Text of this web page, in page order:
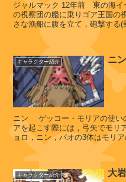
ロ
ス
タ
ン
ク
・
パ
ン
ジャルマック 12年前 東の海イーストブルーを回っている世界政府
の視察団の艦に乗りゴア王国の視察に訪れる
さな漁船に腹を立て，砲撃する(
キャラクター紹介 ニン
ニン ゲッコー・モリアの使いのゾンビの1体。弓矢を使用し，モリ
アを起こす際には，弓矢でモリ
ョロ，ニン，バオの3体はモリ
管理や，食事の管理などをする...
キャラクター紹介 大岩